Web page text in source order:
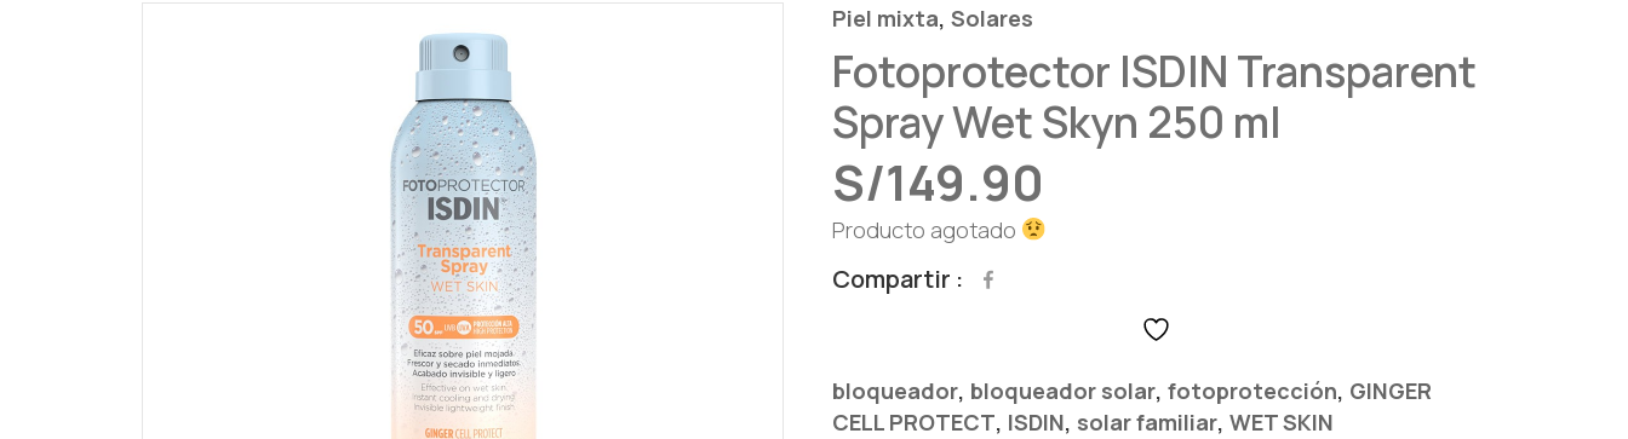
Piel mixta, Solares
Fotoprotector ISDIN Transparent
Spray Wet Skyn 250 ml
S/149.90
Producto agotado
Compartir
bloqueador, bloqueador solar, fotoprotección, GINGER
CELL PROTECT, ISDIN, solar familiar, WET SKIN